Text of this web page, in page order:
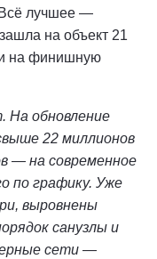
лучшее —
на объект 21
на финишную
На обновление
22 миллионов
— на современное
по графику. Уже
выровнены
санузлы и
сети —